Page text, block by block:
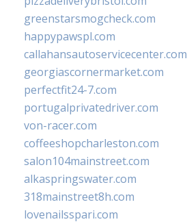
greenstarsmogcheck.com
happypawspl.com
callahansautoservicecenter.com
georgiascornermarket.com
perfectfit24-7.com
portugalprivatedriver.com
von-racer.com
coffeeshopcharleston.com
salon104mainstreet.com
alkaspringswater.com
318mainstreet8h.com
lovenailsspari.com